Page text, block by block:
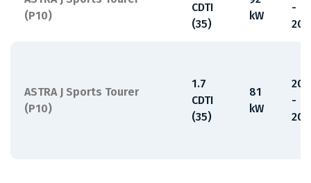
(P10)
CDTI
(35)
kW
-
ASTRA J Sports Tourer
(P10)
1.7
CDTI
(35)
81
kW
-